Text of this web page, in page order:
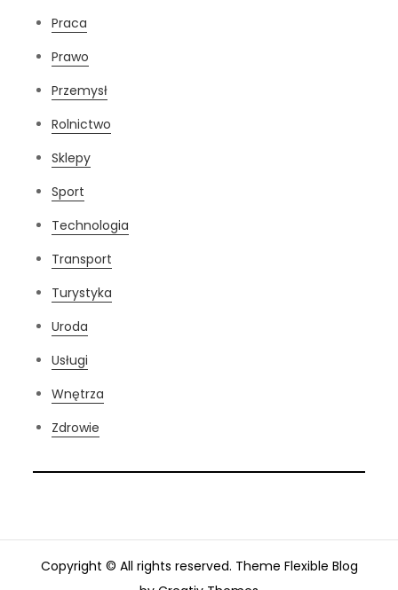
Praca
Prawo
Przemysł
Rolnictwo
Sklepy
Sport
Technologia
Transport
Turystyka
Uroda
Usługi
Wnętrza
Zdrowie
Copyright © All rights reserved. Theme Flexible Blog